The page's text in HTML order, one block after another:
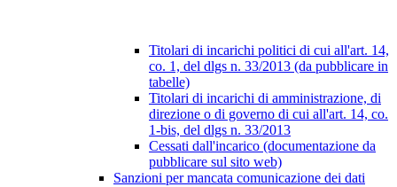
Titolari di incarichi politici di cui all'art. 14,
co. 1, del dlgs n. 33/2013 (da pubblicare in
tabelle)
Titolari di incarichi di amministrazione, di
direzione o di governo di cui all'art. 14, co.
1-bis, del dlgs n. 33/2013
Cessati dall'incarico (documentazione da
pubblicare sul sito web)
Sanzioni per mancata comunicazione dei dati